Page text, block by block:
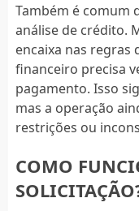
Também é comum
análise de crédito.
encaixa nas regras
financeiro precisa
pagamento. Isso
mas a operação
restrições ou
COMO